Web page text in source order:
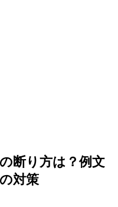
断り方は？例文
対策